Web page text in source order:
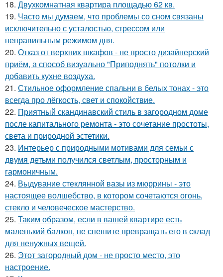
18. Двухкомнатная квартира площадью 62 кв.
19. Часто мы думаем, что проблемы со сном связаны
исключительно с усталостью, стрессом или
неправильным режимом дня.
20. Отказ от верхних шкафов - не просто дизайнерский
приём, а способ визуально "Приподнять" потолки и
добавить кухне воздуха.
21. Стильное оформление спальни в белых тонах - это
всегда про лёгкость, свет и спокойствие.
22. Приятный скандинавский стиль в загородном доме
после капитального ремонта - это сочетание простоты,
света и природной эстетики.
23. Интерьер с природными мотивами для семьи с
двумя детьми получился светлым, просторным и
гармоничным.
24. Выдувание стеклянной вазы из мюррины - это
настоящее волшебство, в котором сочетаются огонь,
стекло и человеческое мастерство.
25. Таким образом, если в вашей квартире есть
маленький балкон, не спешите превращать его в склад
для ненужных вещей.
26. Этот загородный дом - не просто место, это
настроение.